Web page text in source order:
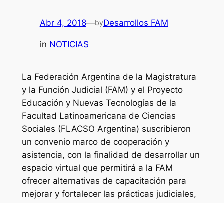
Abr 4, 2018—byDesarrollos FAM
in NOTICIAS
La Federación Argentina de la Magistratura
y la Función Judicial (FAM) y el Proyecto
Educación y Nuevas Tecnologías de la
Facultad Latinoamericana de Ciencias
Sociales (FLACSO Argentina) suscribieron
un convenio marco de cooperación y
asistencia, con la finalidad de desarrollar un
espacio virtual que permitirá a la FAM
ofrecer alternativas de capacitación para
mejorar y fortalecer las prácticas judiciales,